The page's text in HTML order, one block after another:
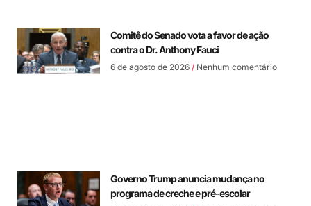
Comitê do Senado vota a favor de ação
contra o Dr. Anthony Fauci
6 de agosto de 2026 Nenhum comentário
Governo Trump anuncia mudança no
programa de creche e pré-escolar